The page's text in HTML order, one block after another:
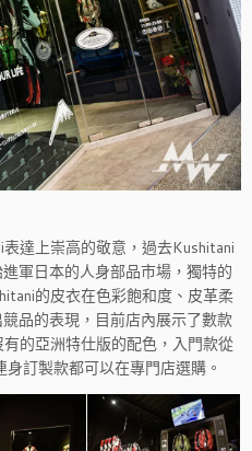
達上崇高的敬意，過去Kushitani
軍日本的人身部品市場，獨特的
的皮衣在色彩飽和度、皮革柔
品的表現，目前店內展示了數款
的亞洲特仕版的配色，入門款從
訂製款都可以在專門店選購。